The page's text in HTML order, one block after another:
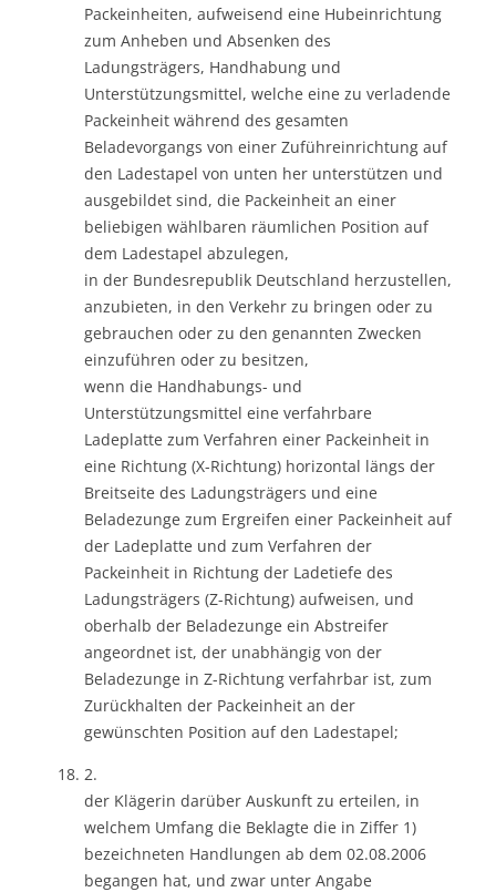
Packeinheiten, aufweisend eine Hubeinrichtung
zum Anheben und Absenken des
Ladungsträgers, Handhabung und
Unterstützungsmittel, welche eine zu verladende
Packeinheit während des gesamten
Beladevorgangs von einer Zuführeinrichtung auf
den Ladestapel von unten her unterstützen und
ausgebildet sind, die Packeinheit an einer
beliebigen wählbaren räumlichen Position auf
dem Ladestapel abzulegen,
in der Bundesrepublik Deutschland herzustellen,
anzubieten, in den Verkehr zu bringen oder zu
gebrauchen oder zu den genannten Zwecken
einzuführen oder zu besitzen,
wenn die Handhabungs- und
Unterstützungsmittel eine verfahrbare
Ladeplatte zum Verfahren einer Packeinheit in
eine Richtung (X-Richtung) horizontal längs der
Breitseite des Ladungsträgers und eine
Beladezunge zum Ergreifen einer Packeinheit auf
der Ladeplatte und zum Verfahren der
Packeinheit in Richtung der Ladetiefe des
Ladungsträgers (Z-Richtung) aufweisen, und
oberhalb der Beladezunge ein Abstreifer
angeordnet ist, der unabhängig von der
Beladezunge in Z-Richtung verfahrbar ist, zum
Zurückhalten der Packeinheit an der
gewünschten Position auf den Ladestapel;
2.
der Klägerin darüber Auskunft zu erteilen, in
welchem Umfang die Beklagte die in Ziffer 1)
bezeichneten Handlungen ab dem 02.08.2006
begangen hat, und zwar unter Angabe